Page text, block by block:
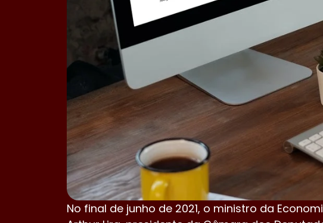
No final de junho de 2021, o ministro da